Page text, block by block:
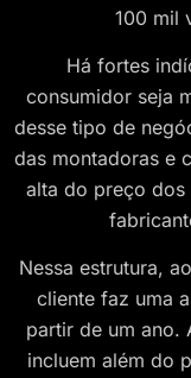
100 mil
Há fortes
consumidor seja
desse tipo de
das montadoras e
alta do preço
Nessa estrutura,
cliente faz uma
partir de um ano.
incluem além do